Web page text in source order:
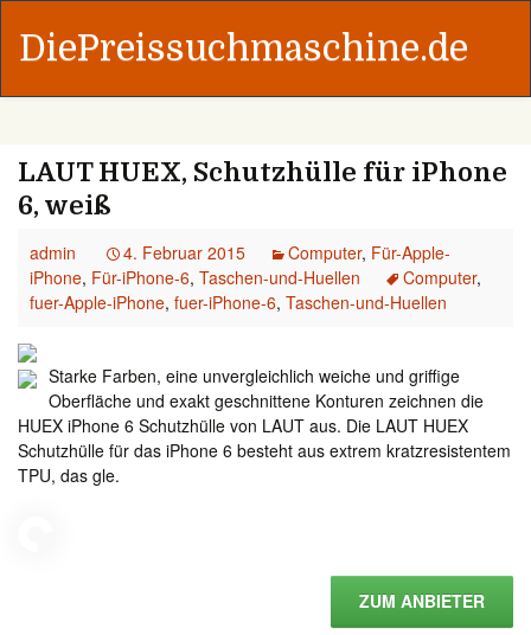
DiePreissuchmaschine.de
LAUT HUEX, Schutzhülle für iPhone
6, weiß
admin 4. Februar 2015 Computer, Für-Apple-
iPhone, Für-iPhone-6, Taschen-und-Huellen Computer,
fuer-Apple-iPhone, fuer-iPhone-6, Taschen-und-Huellen
Starke Farben, eine unvergleichlich weiche und griffige
Oberfläche und exakt geschnittene Konturen zeichnen die
HUEX iPhone 6 Schutzhülle von LAUT aus. Die LAUT HUEX
Schutzhülle für das iPhone 6 besteht aus extrem kratzresistentem
TPU, das gle.
ZUM ANBIETER